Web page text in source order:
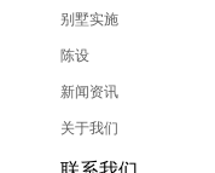
别墅实施
陈设
新闻资讯
关于我们